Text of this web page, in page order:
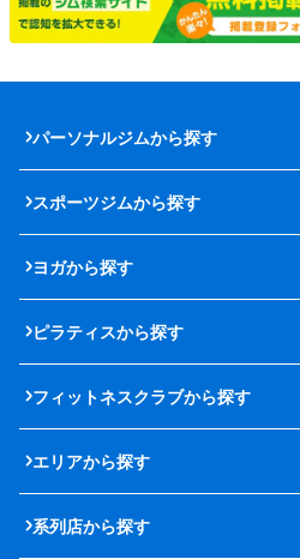
パーソナルジムから探す
スポーツジムから探す
ヨガから探す
ピラティスから探す
フィットネスクラブから探す
エリアから探す
系列店から探す